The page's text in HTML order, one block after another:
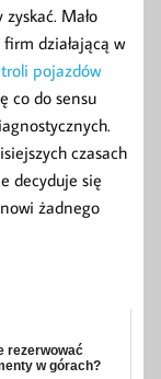
Mało
działającą w
pojazdów
co do sensu
czasach
decyduje się
żadnego
rezerwować
w górach?